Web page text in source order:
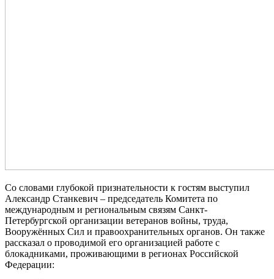
Со словами глубокой признательности к гостям выступил
Александр Станкевич – председатель Комитета по
международным и региональным связям Санкт-
Петербургской организации ветеранов войны, труда,
Вооружённых Сил и правоохранительных органов. Он также
рассказал о проводимой его организацией работе с
блокадниками, проживающими в регионах Российской
Федерации: